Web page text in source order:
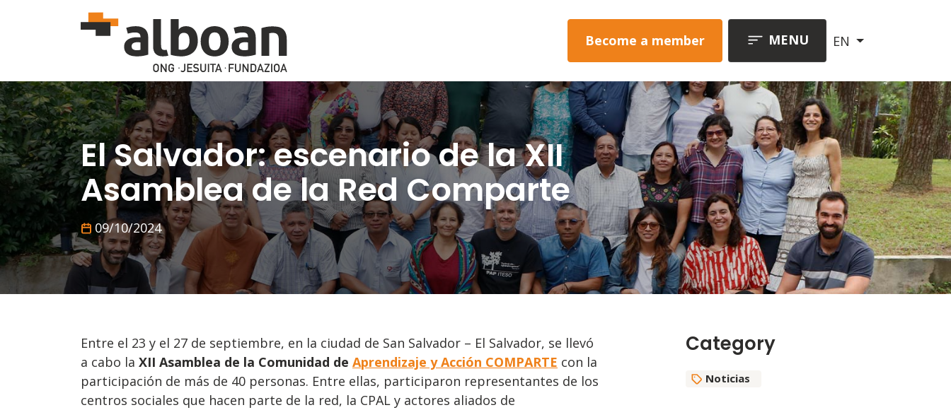
Skip to main content
Become a member
EN
MENU
El Salvador: escenario de la XII
Asamblea de la Red Comparte
09/10/2024
Entre el 23 y el 27 de septiembre, en la ciudad de San Salvador – El Salvador, se llevó
a cabo la XII Asamblea de la Comunidad de Aprendizaje y Acción COMPARTE con la
participación de más de 40 personas. Entre ellas, participaron representantes de los
centros sociales que hacen parte de la red, la CPAL y actores aliados de
Category
Noticias